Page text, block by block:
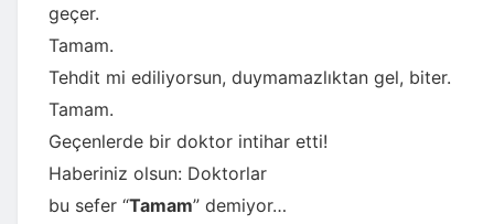
geçer.
Tamam.
Tehdit mi ediliyorsun, duymamazlıktan gel, biter.
Tamam.
Geçenlerde bir doktor intihar etti!
Haberiniz olsun: Doktorlar
bu sefer “Tamam” demiyor…